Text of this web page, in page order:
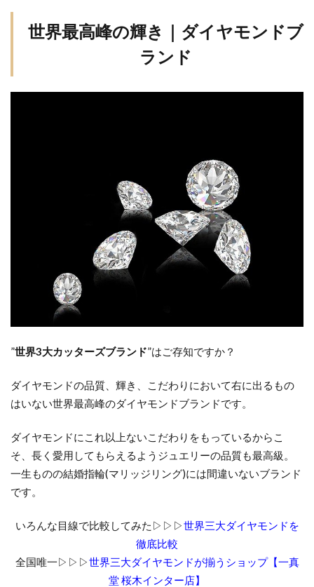
世界最高峰の輝き｜ダイヤモンドブ
ランド
”世界3大カッターズブランド”はご存知ですか？
ダイヤモンドの品質、輝き、こだわりにおいて右に出るもの
はいない世界最高峰のダイヤモンドブランドです。
ダイヤモンドにこれ以上ないこだわりをもっているからこ
そ、長く愛用してもらえるようジュエリーの品質も最高級。
一生ものの結婚指輪(マリッジリング)には間違いないブランド
です。
いろんな目線で比較してみた▷▷▷世界三大ダイヤモンドを
徹底比較
全国唯一▷▷▷世界三大ダイヤモンドが揃うショップ【一真
堂 桜木インター店】